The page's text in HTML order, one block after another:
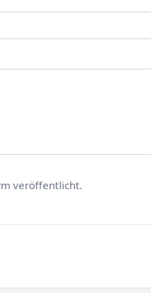
veröffentlicht.